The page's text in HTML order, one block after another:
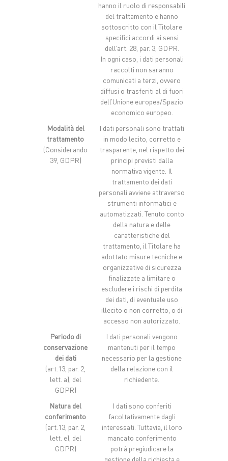
hanno il ruolo di responsabili
del trattamento e hanno
sottoscritto con il Titolare
specifici accordi ai sensi
dell’art. 28, par. 3, GDPR.
In ogni caso, i dati personali
raccolti non saranno
comunicati a terzi, ovvero
diffusi o trasferiti al di fuori
dell’Unione europea/Spazio
economico europeo.
Modalità del
trattamento
(Considerando
39, GDPR)
I dati personali sono trattati
in modo lecito, corretto e
trasparente, nel rispetto dei
principi previsti dalla
normativa vigente. Il
trattamento dei dati
personali avviene attraverso
strumenti informatici e
automatizzati. Tenuto conto
della natura e delle
caratteristiche del
trattamento, il Titolare ha
adottato misure tecniche e
organizzative di sicurezza
finalizzate a limitare o
escludere i rischi di perdita
dei dati, di eventuale uso
illecito o non corretto, o di
accesso non autorizzato.
Periodo di
conservazione
dei dati
(art.13, par. 2,
lett. a), del
GDPR)
I dati personali vengono
mantenuti per il tempo
necessario per la gestione
della relazione con il
richiedente.
Natura del
conferimento
(art.13, par. 2,
lett. e), del
GDPR)
I dati sono conferiti
facoltativamente dagli
interessati. Tuttavia, il loro
mancato conferimento
potrà pregiudicare la
gestione della richiesta e